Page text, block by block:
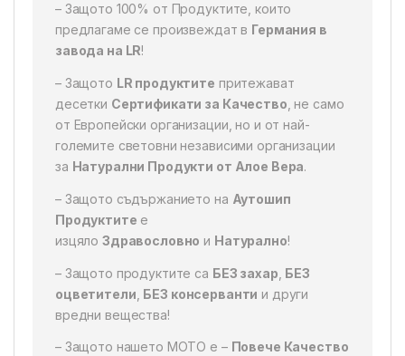
– Защото 100% от Продуктите, които
предлагаме се произвеждат в Германия в
завода на LR!
– Защото LR продуктите притежават
десетки Сертификати за Качество , не само
от Европейски организации, но и от най-
големите световни независими организации
за Натурални Продукти от Алое Вера.
– Защото съдържанието на Аутошип
Продуктите е
изцялоЗдравословно и Натурално!
– Защото продуктите са БЕЗ захар БЕЗ
оцветители БЕЗ консерванти и други
вредни вещества!
– Защото нашето МОТО е – Повече Качество